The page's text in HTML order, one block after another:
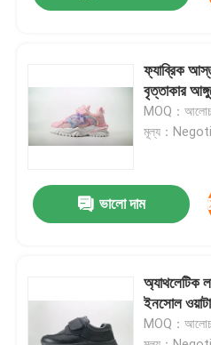
বাচ্চাদের স্নিকার জুতা
লাইটওয়েট রানিং জুতা
বাচ্চাদের স্নো বুট
ফ্যাব্রিক
বৃত্তাকার
MOQ：
মূল্য：
ভালো দাম
অ্যাথলেটিক
ইনসোল
MOQ：